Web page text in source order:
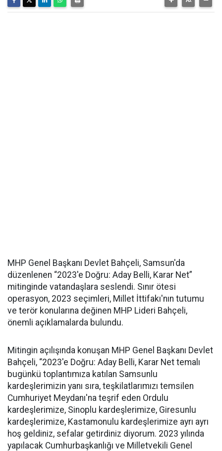
MHP Genel Başkanı Devlet Bahçeli, Samsun'da
düzenlenen “2023'e Doğru: Aday Belli, Karar Net”
mitinginde vatandaşlara seslendi. Sınır ötesi
operasyon, 2023 seçimleri, Millet İttifakı'nın tutumu
ve terör konularına değinen MHP Lideri Bahçeli,
önemli açıklamalarda bulundu.
Mitingin açılışında konuşan MHP Genel Başkanı Devlet
Bahçeli, “2023'e Doğru: Aday Belli, Karar Net temalı
bugünkü toplantımıza katılan Samsunlu
kardeşlerimizin yanı sıra, teşkilatlarımızı temsilen
Cumhuriyet Meydanı'na teşrif eden Ordulu
kardeşlerimize, Sinoplu kardeşlerimize, Giresunlu
kardeşlerimize, Kastamonulu kardeşlerimize ayrı ayrı
hoş geldiniz, sefalar getirdiniz diyorum. 2023 yılında
yapılacak Cumhurbaşkanlığı ve Milletvekili Genel